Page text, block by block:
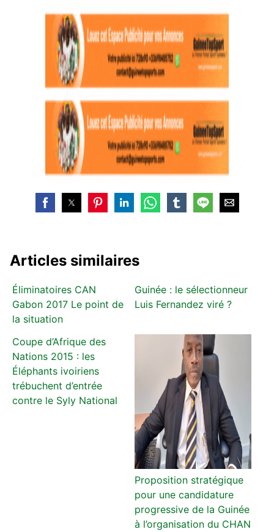
Articles similaires
Éliminatoires CAN
Gabon 2017 Le point de
la situation
Guinée : le sélectionneur
Luis Fernandez viré ?
Coupe d’Afrique des
Nations 2015 : les
Éléphants ivoiriens
trébuchent d’entrée
contre le Syly National
Proposition stratégique
pour une candidature
progressive de la Guinée
à l’organisation du CHAN